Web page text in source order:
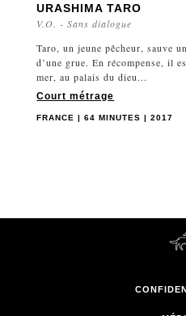
URASHIMA TARO
V.O. - Sans dialogue
Taro, un jeune pêcheur, sauve
d’une grue. En récompense, il
mer, au palais du dieu...
Court métrage
FRANCE | 64 MINUTES | 2017